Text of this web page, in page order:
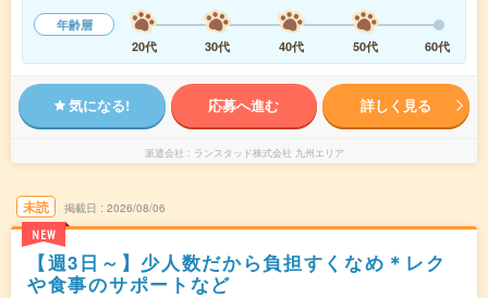
年齢層
20代
30代 40代 50代 60代
気になる! 応募へ進む 詳しく見る
派遣会社 ランスタッド株式会社 九州エリア
未読
NEW
掲載日 2026/08/06
【週3日～】少人数だから負担すくなめ＊レク
や食事のサポートなど